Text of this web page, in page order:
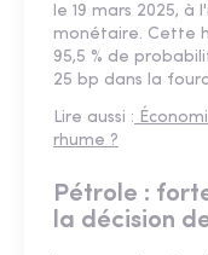
le 19 mars 2025, à
monétaire. Cette
95,5 % de
25 bp dans la
Lire aussi :
rhume ?
Pétrole :
la décision